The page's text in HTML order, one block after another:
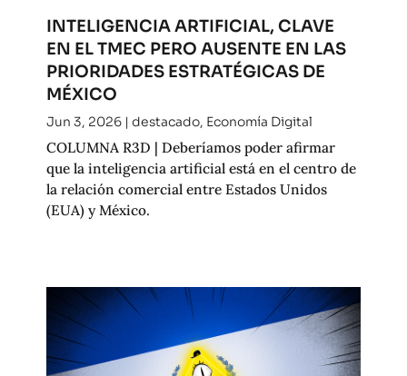
INTELIGENCIA ARTIFICIAL, CLAVE
EN EL TMEC PERO AUSENTE EN LAS
PRIORIDADES ESTRATÉGICAS DE
MÉXICO
Jun 3, 2026| destacado, Economía Digital
COLUMNA R3D | Deberíamos poder afirmar
que la inteligencia artificial está en el centro de
la relación comercial entre Estados Unidos
(EUA) y México.